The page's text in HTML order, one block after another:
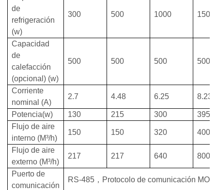
de
refrigeración
(w)
300 500 1000 1500
Capacidad
de
calefacción
(opcional) (w)
500 500 500 500
Corriente
nominal (A)
2.7 4.48 6.25 8.23
Potencia(w) 130 215 300
395
Flujo de aire
interno (M³/h)
150 150 320 400
Flujo de aire
externo (M³/h)
217 217 640 800
Puerto de
comunicación
RS-485 ， Protocolo de comunicación